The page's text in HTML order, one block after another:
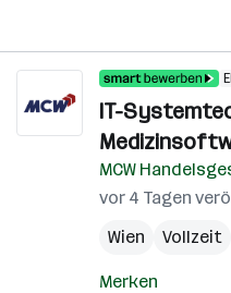
IT-
MCW
vor 4 Tagen
Wien
Vollzeit
Merken